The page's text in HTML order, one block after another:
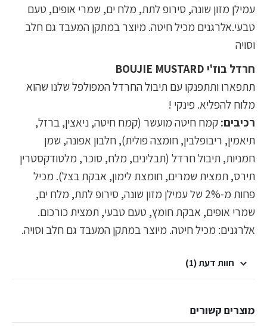
עמילן מזון שונה, סירופ לתת, מלח ים, שמרי אופים, טעם
טבעי.אלרגנים מכיל חיטה. מיוצר במתקן המעבד גם חלב
וסויה
חרדל בוז'י BOUJIE MUSTARD
תתפארו ותתפנקו עם תיבול החרדל המפולפל שלנו שהוא
מלוח להפליא. פינקי !
רכיבים:קמח חיטה מועשר (קמח חיטה, ניאצין, ברזל,
תיאמין, ריבופלבין, חומצה פולית), חלבון אפונה, שמן
חמניות, תיבול חרדל (תבלינים, מלח, סוכר, מלטודקסטרין
תירס, תמצית שמרים, חומצת לימון, אבקת בצל). מכיל
פחות מ-2% של עמילן מזון שונה, סירופ לתת, מלח ים,
שמרי אופים, אבקת חומץ, טעם טבעי, תמצית כורכום.
אלרגנים: מכיל חיטה. מיוצר במתקן המעבד גם חלב וסויה.
חוות דעת (1)
מוצרים קשורים